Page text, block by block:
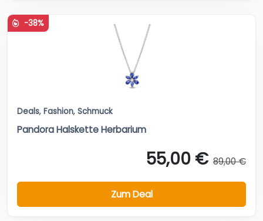
-38%
Deals, Fashion, Schmuck
Pandora Halskette Herbarium
55,00 € 89,00 €
Zum Deal